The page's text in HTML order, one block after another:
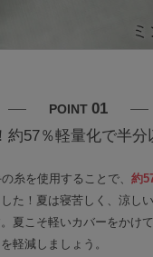
POINT 01
約57％軽量化で半分
糸を使用することで、約
た！夏は寝苦しく、涼し
夏こそ軽いカバーをかけ
軽減しましょう。